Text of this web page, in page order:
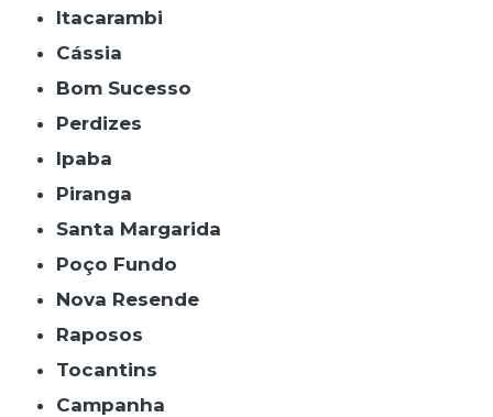
Itacarambi
Cássia
Bom Sucesso
Perdizes
Ipaba
Piranga
Santa Margarida
Poço Fundo
Nova Resende
Raposos
Tocantins
Campanha